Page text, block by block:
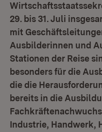
29. bis 31. Juli
mit
Ausbilderinnen und
Stationen der Reise
besonders für die
die die
bereits in die
Industrie, Handwerk,